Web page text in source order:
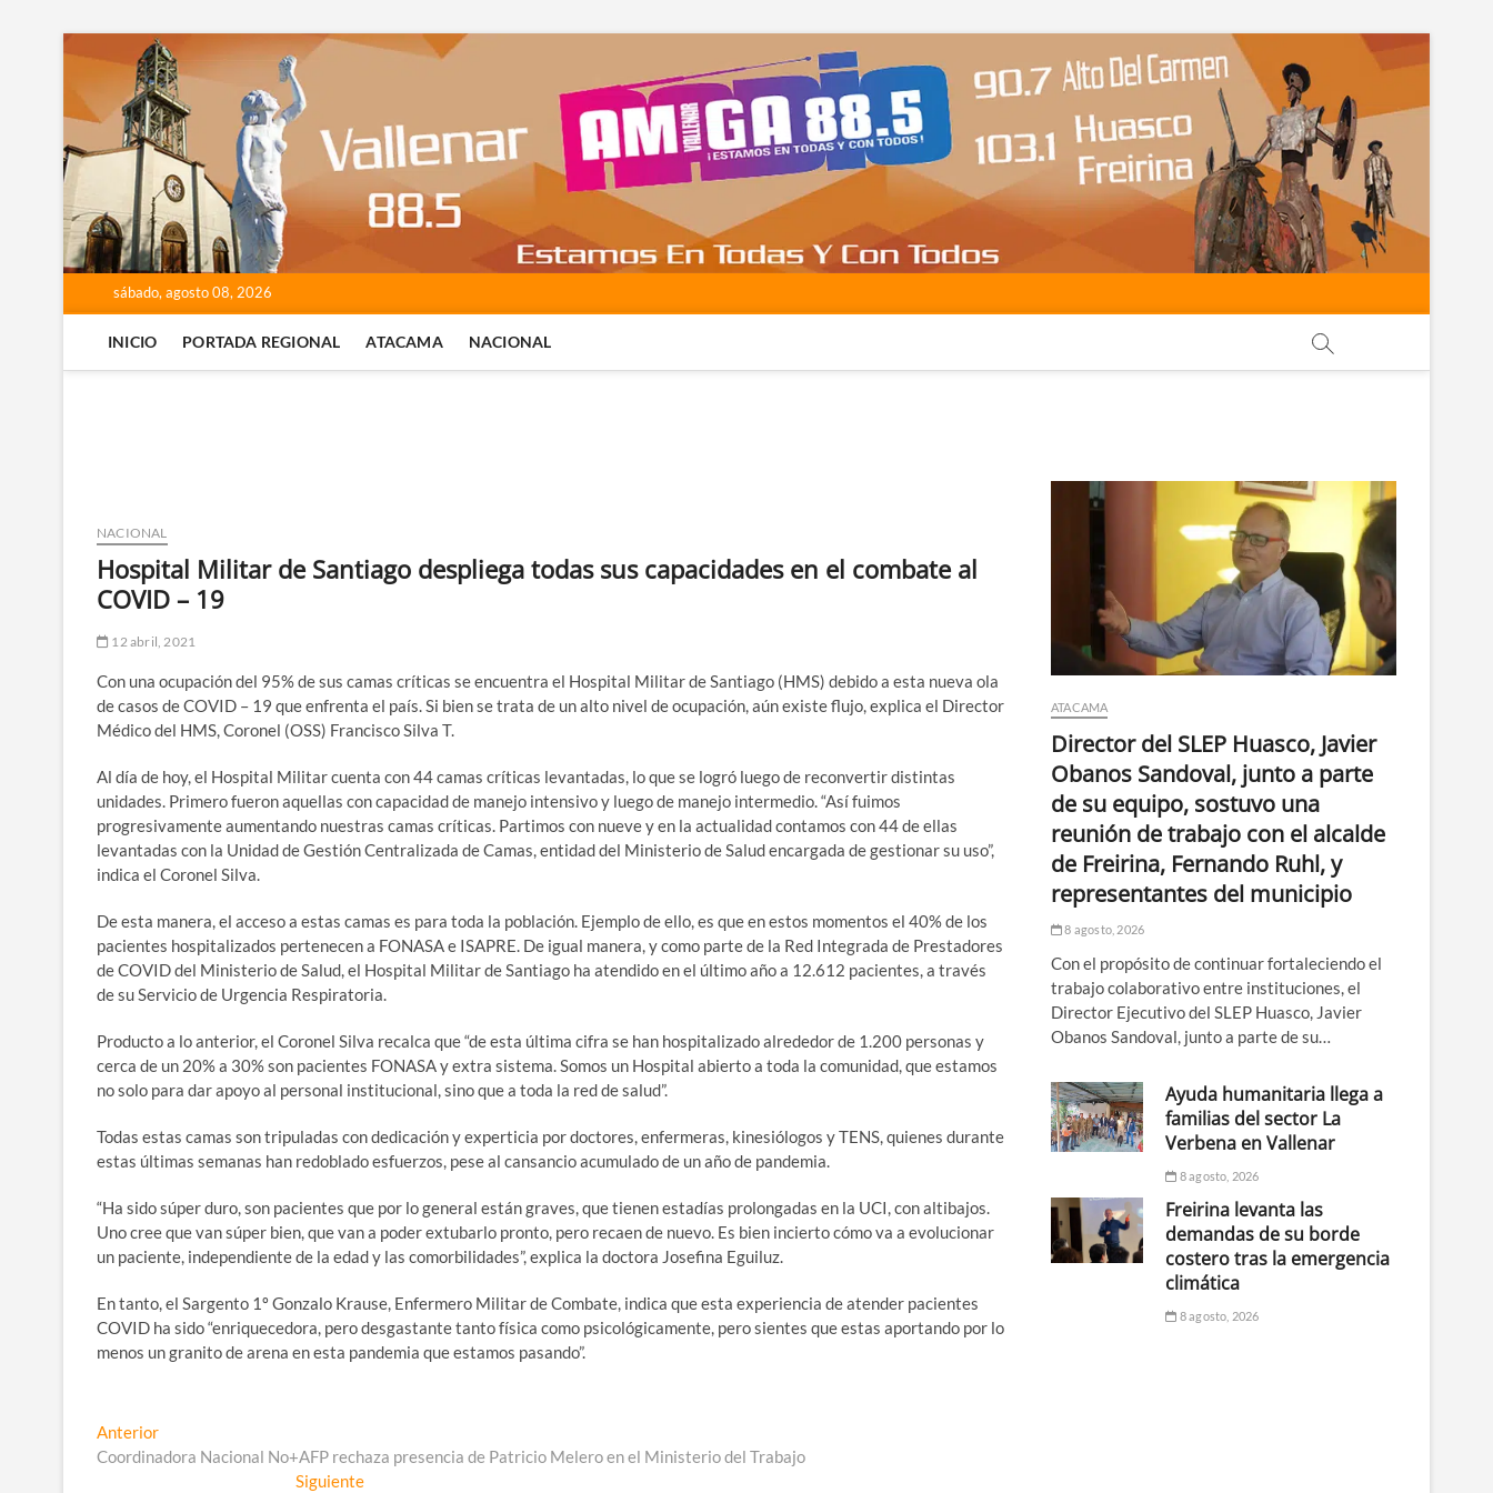
contenido
sábado, agosto 08, 2026
INICIO PORTADA REGIONAL ATACAMA NACIONAL
NACIONAL
Hospital Militar de Santiago despliega todas sus capacidades en el combate al
COVID – 19
12 abril, 2021
Con una ocupación del 95% de sus camas críticas se encuentra el Hospital Militar de Santiago (HMS) debido a esta nueva ola
de casos de COVID – 19 que enfrenta el país. Si bien se trata de un alto nivel de ocupación, aún existe flujo, explica el Director
Médico del HMS, Coronel (OSS) Francisco Silva T.
Al día de hoy, el Hospital Militar cuenta con 44 camas críticas levantadas, lo que se logró luego de reconvertir distintas
unidades. Primero fueron aquellas con capacidad de manejo intensivo y luego de manejo intermedio. “Así fuimos
progresivamente aumentando nuestras camas críticas. Partimos con nueve y en la actualidad contamos con 44 de ellas
levantadas con la Unidad de Gestión Centralizada de Camas, entidad del Ministerio de Salud encargada de gestionar su uso”,
indica el Coronel Silva.
De esta manera, el acceso a estas camas es para toda la población. Ejemplo de ello, es que en estos momentos el 40% de los
pacientes hospitalizados pertenecen a FONASA e ISAPRE. De igual manera, y como parte de la Red Integrada de Prestadores
de COVID del Ministerio de Salud, el Hospital Militar de Santiago ha atendido en el último año a 12.612 pacientes, a través
de su Servicio de Urgencia Respiratoria.
Producto a lo anterior, el Coronel Silva recalca que “de esta última cifra se han hospitalizado alrededor de 1.200 personas y
cerca de un 20% a 30% son pacientes FONASA y extra sistema. Somos un Hospital abierto a toda la comunidad, que estamos
no solo para dar apoyo al personal institucional, sino que a toda la red de salud”.
Todas estas camas son tripuladas con dedicación y experticia por doctores, enfermeras, kinesiólogos y TENS, quienes durante
estas últimas semanas han redoblado esfuerzos, pese al cansancio acumulado de un año de pandemia.
“Ha sido súper duro, son pacientes que por lo general están graves, que tienen estadías prolongadas en la UCI, con altibajos.
Uno cree que van súper bien, que van a poder extubarlo pronto, pero recaen de nuevo. Es bien incierto cómo va a evolucionar
un paciente, independiente de la edad y las comorbilidades”, explica la doctora Josefina Eguiluz.
En tanto, el Sargento 1º Gonzalo Krause, Enfermero Militar de Combate, indica que esta experiencia de atender pacientes
COVID ha sido “enriquecedora, pero desgastante tanto física como psicológicamente, pero sientes que estas aportando por lo
menos un granito de arena en esta pandemia que estamos pasando”.
Navegación
de
AnteriorEntrada
anterior:
Coordinadora Nacional No+AFP rechaza presencia de Patricio Melero en el Ministerio del Trabajo
SiguienteEntrada
ATACAMA
Director del SLEP Huasco, Javier
Obanos Sandoval, junto a parte
de su equipo, sostuvo una
reunión de trabajo con el alcalde
de Freirina, Fernando Ruhl, y
representantes del municipio
8 agosto, 2026
Con el propósito de continuar fortaleciendo el
trabajo colaborativo entre instituciones, el
Director Ejecutivo del SLEP Huasco, Javier
Obanos Sandoval, junto a parte de su…
Ayuda humanitaria llega a
familias del sector La
Verbena en Vallenar
8 agosto, 2026
Freirina levanta las
demandas de su borde
costero tras la emergencia
climática
8 agosto, 2026